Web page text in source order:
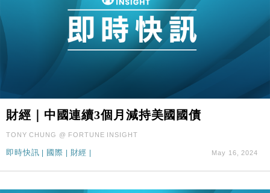
財經｜中國連續3個月減持美國國債
TONY CHUNG @ FORTUNE INSIGHT
即時快訊 | 國際 | 財經 | May 16, 2024